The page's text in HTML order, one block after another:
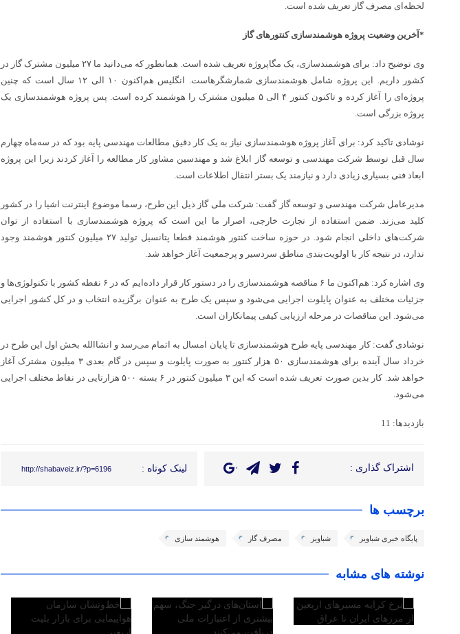
لحظه‌ای مصرف گاز تعریف شده است.
*آخرین وضعیت پروژه هوشمندسازی کنتورهای گاز
وی توضیح داد: برای هوشمندسازی، یک مگاپروژه تعریف شده است. همانطور که می‌دانید ما ۲۷ میلیون مشترک گاز در
کشور داریم. این پروژه شامل هوشمندسازی شمارشگرهاست. انگلیس هم‌اکنون ۱۰ الی ۱۲ سال است که چنین
پروژه‌ای را آغاز کرده و تاکنون کنتور ۴ الی ۵ میلیون مشترک را هوشمند کرده است. پس پروژه هوشمندسازی یک
پروژه بزرگی است.
نوشادی تاکید کرد: برای آغاز پروژه هوشمندسازی نیاز به یک کار دقیق مطالعات مهندسی پایه بود که در سه‌ماه چهارم
سال قبل توسط شرکت مهندسی و توسعه گاز ابلاغ شد و مهندسین مشاور کار مطالعه را آغاز کردند زیرا این پروژه
ابعاد فنی بسیاری زیادی دارد و نیازمند یک بستر انتقال اطلاعات است.
مدیرعامل شرکت مهندسی و توسعه گاز گفت: شرکت ملی گاز ذیل این طرح، رسما موضوع اینترنت اشیا را در کشور
کلید می‌زند. ضمن استفاده از تجارت خارجی، اصرار ما این است که پروژه هوشمندسازی با استفاده از توان
شرکت‌های داخلی انجام شود. در حوزه ساخت کنتور هوشمند قطعا پتانسیل تولید ۲۷ میلیون کنتور هوشمند وجود
ندارد، در نتیجه کار با اولویت‌بندی مناطق سردسیر و پرجمعیت آغاز خواهد شد.
وی اشاره کرد: هم‌اکنون ما ۶ مناقصه هوشمندسازی را در دستور کار قرار داده‌ایم که در ۶ نقطه کشور با تکنولوژی‌ها و
جزئیات مختلف به عنوان پایلوت اجرایی می‌شود و سپس یک طرح به عنوان برگزیده انتخاب و در کل کشور اجرایی
می‌شود. این مناقصات در مرحله ارزیابی کیفی پیمانکاران است.
نوشادی گفت: کار مهندسی پایه طرح هوشمندسازی تا پایان امسال به اتمام می‌رسد و انشاالله بخش اول این طرح در
خرداد سال آینده برای هوشمندسازی ۵۰ هزار کنتور به صورت پایلوت و سپس در گام بعدی ۳ میلیون مشترک آغاز
خواهد شد. کار بدین صورت تعریف شده است که این ۳ میلیون کنتور در ۶ بسته ۵۰۰ هزارتایی در نقاط مختلف اجرایی
می‌شود.
بازدیدها: 11
اشتراک گذاری : لینک کوتاه : http://shabaveiz.ir/?p=6196
برچسب ها
پایگاه خبری شباویز شباویز مصرف گاز هوشمند سازی
نوشته های مشابه